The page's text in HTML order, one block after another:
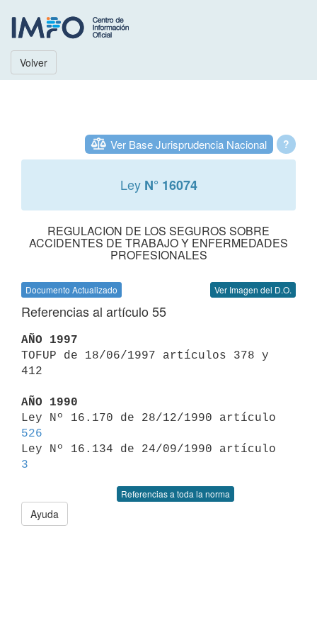
Volver
?
Ver Base Jurisprudencia Nacional
Ley N° 16074
REGULACION DE LOS SEGUROS SOBRE
ACCIDENTES DE TRABAJO Y ENFERMEDADES
PROFESIONALES
Documento Actualizado Ver Imagen del D.O.
Referencias al artículo 55
AÑO 1997
TOFUP de 18/06/1997 artículos 378 y
412
AÑO 1990
526
3
Referencias a toda la norma
Ayuda